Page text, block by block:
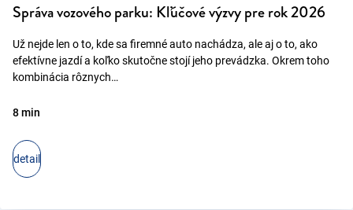
Správa vozového parku: Kľúčové výzvy pre rok 2026
Už nejde len o to, kde sa firemné auto nachádza, ale aj o to, ako
efektívne jazdí a koľko skutočne stojí jeho prevádzka. Okrem toho
kombinácia rôznych…
8 min
detail